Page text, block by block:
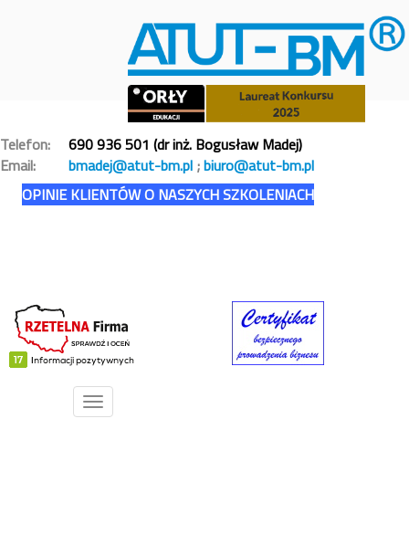
Telefon:
690 936 501 (dr inż. Bogusław Madej)
Email: bmadej@atut-bm.pl ;biuro@atut-bm.pl
OPINIE KLIENTÓW O NASZYCH SZKOLENIACH